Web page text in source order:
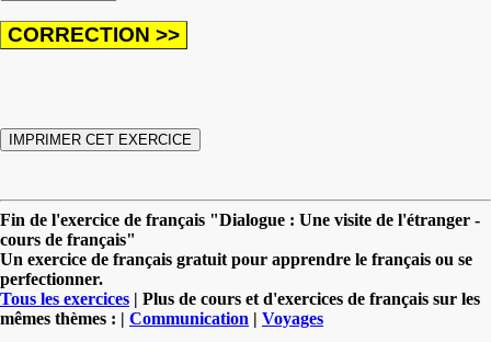
Fin de l'exercice de français "Dialogue : Une visite de l'étranger -
cours de français"
Un exercice de français gratuit pour apprendre le français ou se
perfectionner.
Tous les exercices | Plus de cours et d'exercices de français sur les
mêmes thèmes : | Communication | Voyages